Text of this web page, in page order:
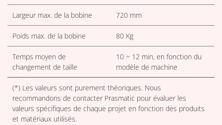
Largeur max. de la bobine 720 mm
Poids max. de la bobine 80 Kg
Temps moyen de
changement de taille
10 ÷ 12 min, en fonction du
modèle de machine
(*) Les valeurs sont purement théoriques. Nous
recommandons de contacter Prasmatic pour évaluer les
valeurs spécifiques de chaque projet en fonction des produits
et matériaux utilisés.